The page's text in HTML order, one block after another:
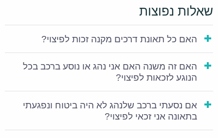
מקרה זה ממחיש, כי לצד מחלוקות מהותיות בנוגע
לנסיבות התאונה ולהיקף הנזק, גם תנאים טכניים
בפוליסה עלולים להוות מכשול בדרך לקבלת פיצויים.
בין אם ברצונכם לתבוע פיצויים בגין נזק שנגרם לכם
בתאונת דרכים ובין אם אתם מוצאים את עצמכם
העוסק בתחום, כדי לדעת מהן אפשרויות הפעולה
שאלות נפוצות
האם כל תאונת דרכים מקנה זכות לפיצוי?
האם זה משנה האם אני נהג או נוסע ברכב בכל
הנוגע לזכאות לפיצוי?
אם נסעתי ברכב שלנהג לא היה ביטוח ונפגעתי
בתאונה אני זכאי לפיצוי?